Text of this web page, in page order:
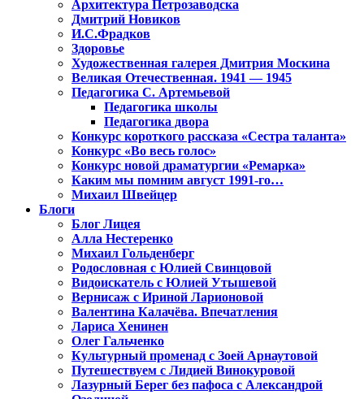
Архитектура Петрозаводска
Дмитрий Новиков
И.С.Фрадков
Здоровье
Художественная галерея Дмитрия Москина
Великая Отечественная. 1941 — 1945
Педагогика С. Артемьевой
Педагогика школы
Педагогика двора
Конкурс короткого рассказа «Сестра таланта»
Конкурс «Во весь голос»
Конкурс новой драматургии «Ремарка»
Каким мы помним август 1991-го…
Михаил Швейцер
Блоги
Блог Лицея
Алла Нестеренко
Михаил Гольденберг
Родословная с Юлией Свинцовой
Видоискатель с Юлией Утышевой
Вернисаж с Ириной Ларионовой
Валентина Калачёва. Впечатления
Лариса Хенинен
Олег Гальченко
Культурный променад с Зоей Арнаутовой
Путешествуем с Лидией Винокуровой
Лазурный Берег без пафоса с Александрой